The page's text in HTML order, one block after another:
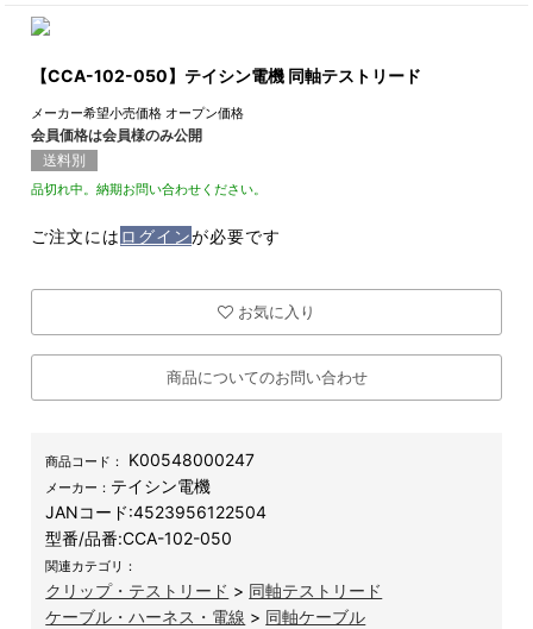
【CCA-102-050】テイシン電機 同軸テストリード
メーカー希望小売価格 オープン価格
会員価格は会員様のみ公開
送料別
品切れ中。納期お問い合わせください。
ご注文には ログインが必要です
お気に入り
商品についてのお問い合わせ
商品コード： K00548000247
メーカー： テイシン電機
JANコード:4523956122504
型番/品番:CCA-102-050
関連カテゴリ：
クリップ・テストリード > 同軸テストリード
ケーブル・ハーネス・電線 > 同軸ケーブル